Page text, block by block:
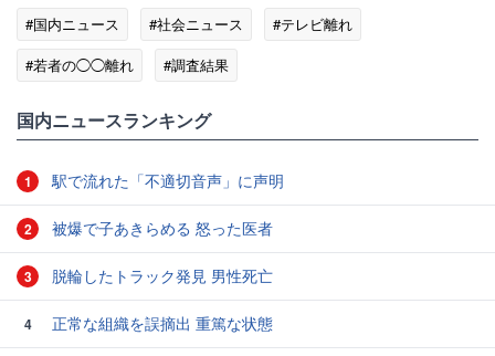
#国内ニュース #社会ニュース
#テレビ離れ
#若者の◯◯離れ
#調査結果
国内ニュースランキング
1 駅で流れた「不適切音声」に声明
2 被爆で子あきらめる 怒った医者
3 脱輪したトラック発見 男性死亡
4 正常な組織を誤摘出 重篤な状態